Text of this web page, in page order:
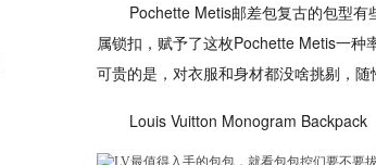
Pochette Metis邮差包复古的包型
属锁扣，赋予了这枚Pochette Metis一
可贵的是，对衣服和身材都没啥挑剔，
Louis Vuitton Monogram Backpack